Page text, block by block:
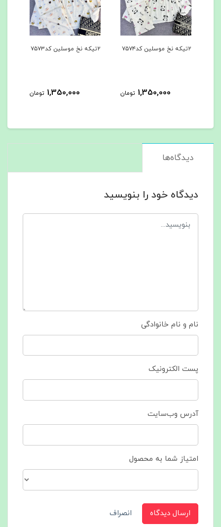
۲تیکه نخ موسلین کد۷۵۷۳
1,350,000
۳تیکه کد۷۵۶۲
963,000
دیدگاه‌ها
دیدگاه خود را بنویسید
نام و نام خانوادگی
پست الکترونیک
آدرس وب‌سایت
امتیاز شما به محصول
ارسال دیدگاه انصراف